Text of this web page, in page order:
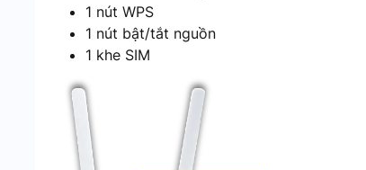
1 nút WPS
1 nút bật/tắt nguồn
1 khe SIM